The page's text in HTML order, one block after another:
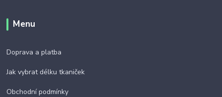
Menu
Doprava a platba
Jak vybrat délku tkaniček
Obchodní podmínky